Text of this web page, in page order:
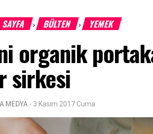
› BÜLTEN › YEMEK
organik
sirkesi
MEDYA - 3 Kasım 2017 Cuma